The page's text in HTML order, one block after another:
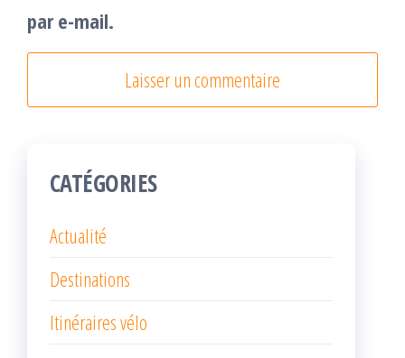
par e-mail.
CATÉGORIES
Actualité
Destinations
Itinéraires vélo